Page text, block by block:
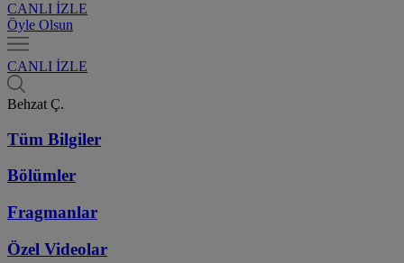
CANLI İZLE
Öyle Olsun
CANLI İZLE
Behzat Ç.
Tüm Bilgiler
Bölümler
Fragmanlar
Özel Videolar